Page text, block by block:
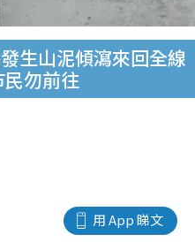
生山泥傾瀉來回全線
勿前往
用 App 睇文